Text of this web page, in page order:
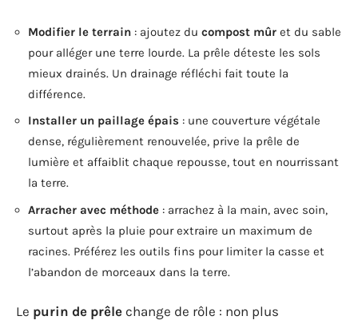
Modifier le terrain : ajoutez du compost mûr et du sable
pour alléger une terre lourde. La prêle déteste les sols
mieux drainés. Un drainage réfléchi fait toute la
différence.
Installer un paillage épais : une couverture végétale
dense, régulièrement renouvelée, prive la prêle de
lumière et affaiblit chaque repousse, tout en nourrissant
la terre.
Arracher avec méthode : arrachez à la main, avec soin,
surtout après la pluie pour extraire un maximum de
racines. Préférez les outils fins pour limiter la casse et
l’abandon de morceaux dans la terre.
Le purin de prêle change de rôle : non plus